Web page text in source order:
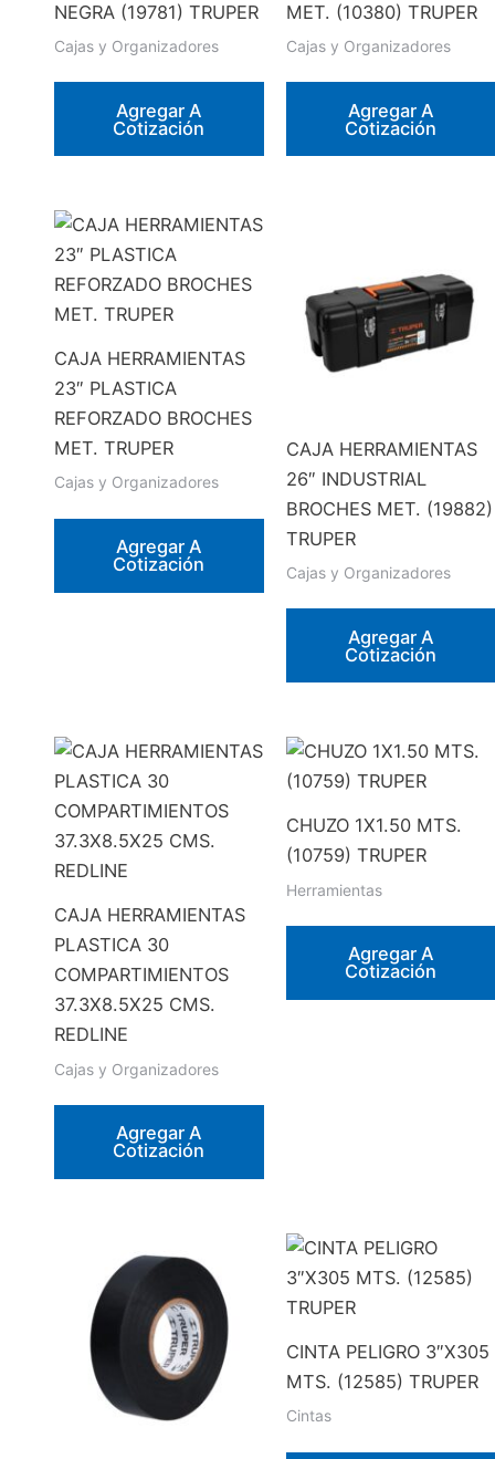
NEGRA (19781) TRUPER
Cajas y Organizadores
Agregar A
Cotización
MET. (10380) TRUPER
Cajas y Organizadores
Agregar A
Cotización
CAJA HERRAMIENTAS
23″ PLASTICA
REFORZADO BROCHES
MET. TRUPER
Cajas y Organizadores
Agregar A
Cotización
CAJA HERRAMIENTAS
26″ INDUSTRIAL
BROCHES MET. (19882)
TRUPER
Cajas y Organizadores
Agregar A
Cotización
CAJA HERRAMIENTAS
PLASTICA 30
COMPARTIMIENTOS
37.3X8.5X25 CMS.
REDLINE
Cajas y Organizadores
Agregar A
Cotización
CHUZO 1X1.50 MTS.
(10759) TRUPER
Herramientas
Agregar A
Cotización
CINTA PELIGRO 3″X305
MTS. (12585) TRUPER
Cintas